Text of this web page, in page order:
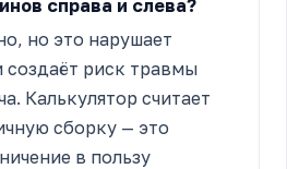
справа и слева?
но это нарушает
создаёт риск травмы
Калькулятор считает
сборку — это
в пользу